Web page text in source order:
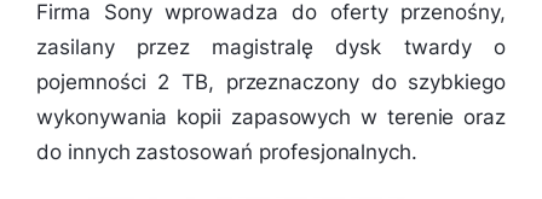
Firma Sony wprowadza do oferty przenośny,
zasilany przez magistralę dysk twardy o
pojemności 2 TB, przeznaczony do szybkiego
wykonywania kopii zapasowych w terenie oraz
do innych zastosowań profesjonalnych.